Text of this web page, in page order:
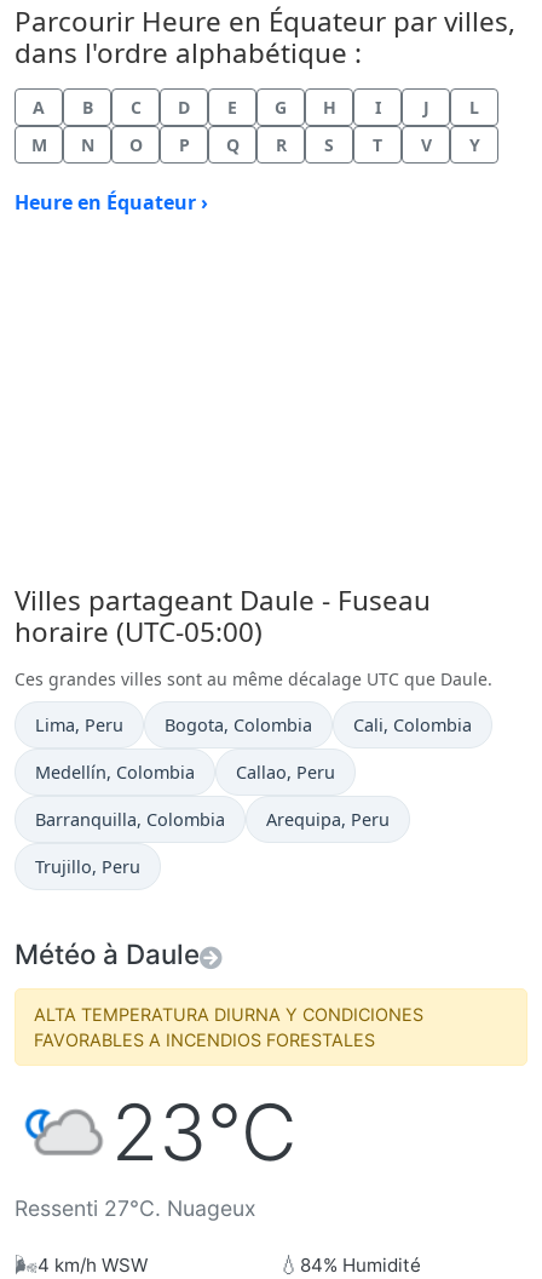
Parcourir Heure en Équateur par villes,
dans l'ordre alphabétique :
A B C D E G H I J
L
M
N O P Q R S T V Y
Heure en Équateur ›
Villes partageant Daule - Fuseau
horaire (UTC-05:00)
Ces grandes villes sont au même décalage UTC que Daule.
Heure actuelle à
Lima, Peru Heure actuelle à
Bogota, Colombia Heure actuelle à
Cali, Colombia
Heure actuelle à
Medellín, Colombia Heure actuelle à
Callao, Peru
Heure actuelle à
Barranquilla, Colombia Heure actuelle à
Arequipa, Peru
Heure actuelle à
Trujillo, Peru
Météo à Daule
ALTA TEMPERATURA DIURNA Y CONDICIONES
FAVORABLES A INCENDIOS FORESTALES
23°C
Ressenti 27°C. Nuageux
🌬️4 km/h WSW 💧 84% Humidité